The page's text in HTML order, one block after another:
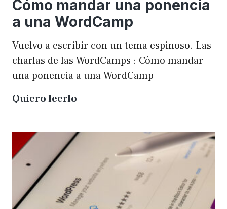
Cómo mandar una ponencia
a una WordCamp
Vuelvo a escribir con un tema espinoso. Las
charlas de las WordCamps : Cómo mandar
una ponencia a una WordCamp
Quiero leerlo
una
una
WordCamp